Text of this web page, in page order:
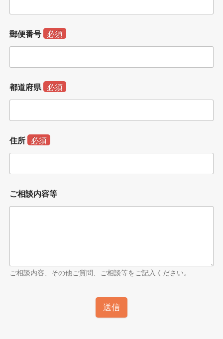
郵便番号 必須
都道府県 必須
住所 必須
ご相談内容等
ご相談内容、その他ご質問、ご相談等をご記入ください。
送信